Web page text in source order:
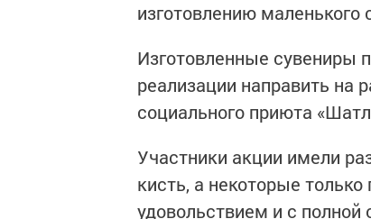
изготовлению
Изготовленные сувениры
реализации направить на
социального приюта
Участники акции имели
кисть, а некоторые
удовольствием и с